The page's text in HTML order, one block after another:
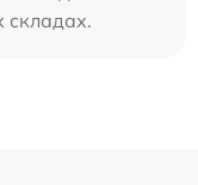
складах.